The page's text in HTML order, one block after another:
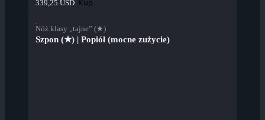
339,25 USD Kup
Nóż klasy „tajne” (★)
Szpon (★) | Popiół (mocne zużycie)